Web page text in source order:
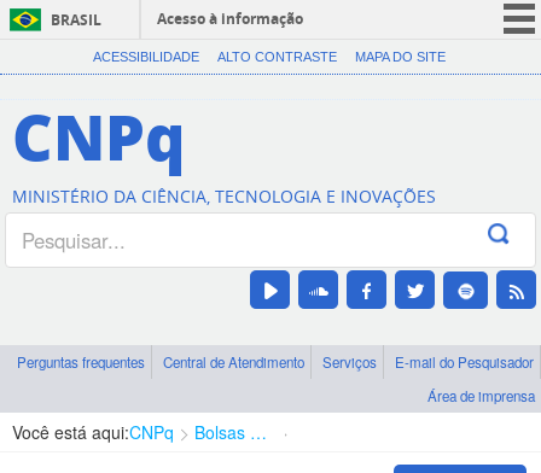
BRASIL
Acesso à informação
CORONAVÍRUS (COVID-19)
Canais
ACESSIBILIDADE ALTO CONTRASTE MAPA DO SITE
CNPq
MINISTÉRIO DA CIÊNCIA, TECNOLOGIA E INOVAÇÕES
Perguntas frequentes Central de Atendimento Serviços
E-mail do Pesquisador
Área de imprensa
Você está aqui:CNPq Bolsas e Auxílios Vigentes